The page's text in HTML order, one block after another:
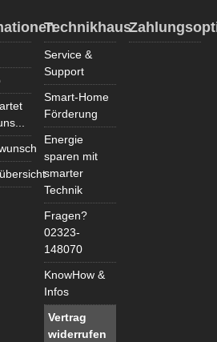
Technikhaus
Service &
Support
Smart-Home
Förderung
Energie
sparen mit
smarter
Technik
Fragen?
02323-
148070
KnowHow &
Infos
Vertrag
widerrufen